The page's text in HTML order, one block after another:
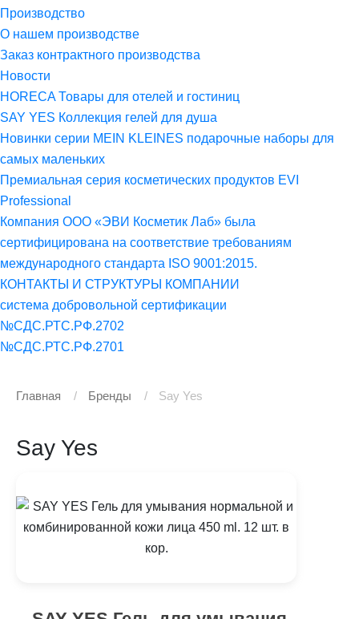
Производство
О нашем производстве
Заказ контрактного производства
Новости
HORECA Товары для отелей и гостиниц
SAY YES Коллекция гелей для душа
Новинки серии MEIN KLEINES подарочные наборы для
самых маленьких
Премиальная серия косметических продуктов EVI
Professional
Компания ООО «ЭВИ Косметик Лаб» была
сертифицирована на соответствие требованиям
международного стандарта ISO 9001:2015.
КОНТАКТЫ И СТРУКТУРЫ КОМПАНИИ
система добровольной сертификации
№СДС.РТС.РФ.2702
№СДС.РТС.РФ.2701
Главная Бренды Say Yes
Say Yes